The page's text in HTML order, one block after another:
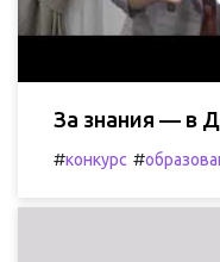
За знания — в
#конкурс #